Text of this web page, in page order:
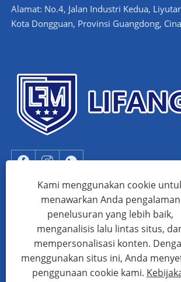
Alamat: No.4, Jalan Industri Kedua,
Kota Dongguan, Provinsi Guangdong, Cina
Hak Cipta © 2023 Dongguan Lifangmei Electronic
Semua Hak Dilindungi Undang-undang.
Cina Produsen Sistem EAS, Sistem EAS AM, Pabrik
Penghalang Ayun, Sistem EAS Aluminium AM,
Kami menggunakan cookie
menawarkan Anda pengalaman
penelusuran yang lebih baik,
menganalisis lalu lintas situs,
mempersonalisasi konten.
menggunakan situs ini, Anda
penggunaan cookie kami.